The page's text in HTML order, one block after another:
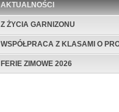
AKTUALNOŚCI
Z ŻYCIA GARNIZONU
WSPÓŁPRACA Z KLASAMI O
FERIE ZIMOWE 2026